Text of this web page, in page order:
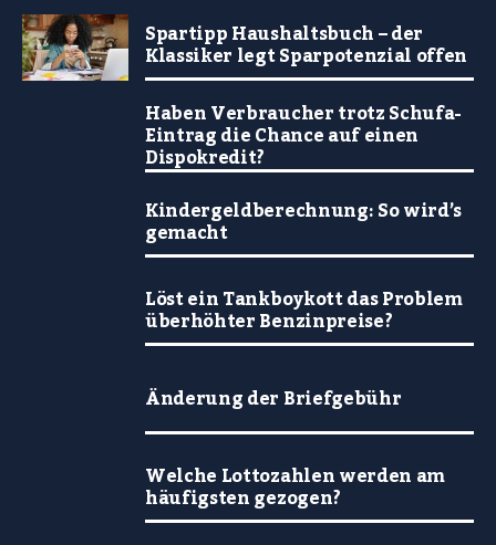
Spartipp Haushaltsbuch – der
Klassiker legt Sparpotenzial offen
Haben Verbraucher trotz Schufa-
Eintrag die Chance auf einen
Dispokredit?
Kindergeldberechnung: So wird’s
gemacht
Löst ein Tankboykott das Problem
überhöhter Benzinpreise?
Änderung der Briefgebühr
Welche Lottozahlen werden am
häufigsten gezogen?